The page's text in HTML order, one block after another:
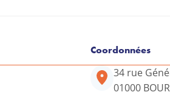
Coordonnées
34 rue
01000